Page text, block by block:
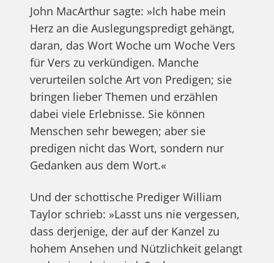
John MacArthur sagte: »Ich habe mein
Herz an die Auslegungspredigt gehängt,
daran, das Wort Woche um Woche Vers
für Vers zu verkündigen. Manche
verurteilen solche Art von Predigen; sie
bringen lieber Themen und erzählen
dabei viele Erlebnisse. Sie können
Menschen sehr bewegen; aber sie
predigen nicht das Wort, sondern nur
Gedanken aus dem Wort.«
Und der schottische Prediger William
Taylor schrieb: »Lasst uns nie vergessen,
dass derjenige, der auf der Kanzel zu
hohem Ansehen und Nützlichkeit gelangt